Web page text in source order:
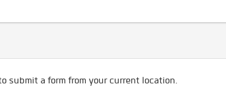
submit a form from your current location.